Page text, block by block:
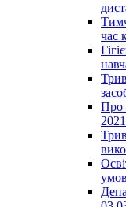
час
Про
2021